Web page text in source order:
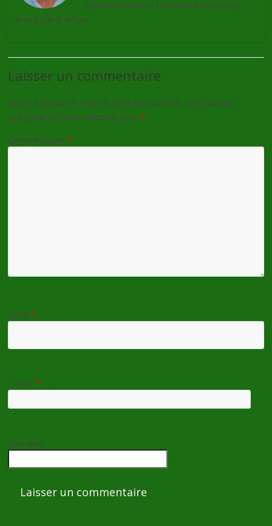
professionnel de raquettes de tennis,
grand-père 4 fois.
Laisser un commentaire
Votre adresse e-mail ne sera pas publiée. Les champs
obligatoires sont indiqués avec*
Commentaire*
Nom*
E-mail*
Site web